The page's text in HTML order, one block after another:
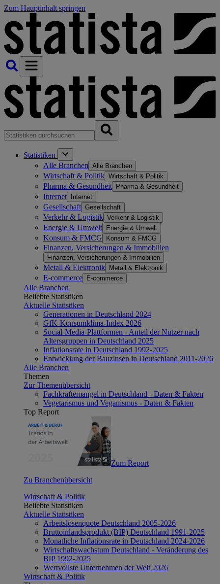
Zum Hauptinhalt springen
Statistiken
Alle Branchen Alle Branchen
Wirtschaft & Politik Wirtschaft & Politik
Pharma & Gesundheit Pharma & Gesundheit
Internet Internet
Gesellschaft Gesellschaft
Verkehr & Logistik Verkehr & Logistik
Energie & Umwelt Energie & Umwelt
Konsum & FMCG Konsum & FMCG
Finanzen, Versicherungen & Immobilien
Finanzen, Versicherungen & Immobilien
Metall & Elektronik Metall & Elektronik
E-commerce E-commerce
Alle Branchen
Beliebte Statistiken
Aktuelle Statistiken
Generationen in Deutschland 2024
GfK-Konsumklima-Index 2026
Social-Media-Plattformen - Anteil der Nutzer nach
Altersgruppen in Deutschland 2025
Inflationsrate in Deutschland 1992-2025
Entwicklung der Bauzinsen in Deutschland 2011-2026
Alle Branchen
Themen
Zur Themenübersicht
Fachkräftemangel in Deutschland - Daten & Fakten
Vegetarismus und Veganismus - Daten & Fakten
Top Report
Zum Report
Zu Branchenübersicht
Wirtschaft & Politik
Beliebte Statistiken
Aktuelle Statistiken
Arbeitslosenquote Deutschland 2005-2026
Bruttoinlandsprodukt (BIP) Deutschland 1991-2025
Monatliche Inflationsrate in Deutschland 2024-2026
Wirtschaftswachstum Deutschland - Veränderung des
BIP 1992-2025
Wertvollste Unternehmen der Welt 2026
Wirtschaft & Politik